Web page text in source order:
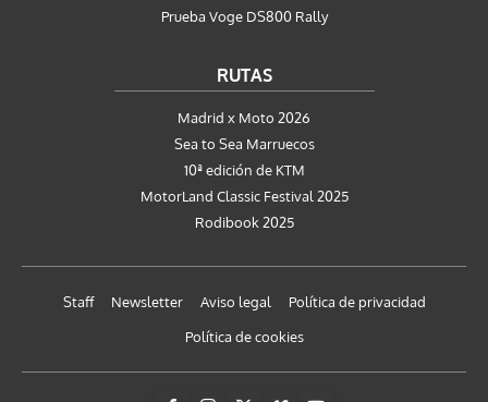
Prueba Voge DS800 Rally
RUTAS
Madrid x Moto 2026
Sea to Sea Marruecos
10ª edición de KTM
MotorLand Classic Festival 2025
Rodibook 2025
Staff Newsletter Aviso legal
Política de privacidad
Política de cookies